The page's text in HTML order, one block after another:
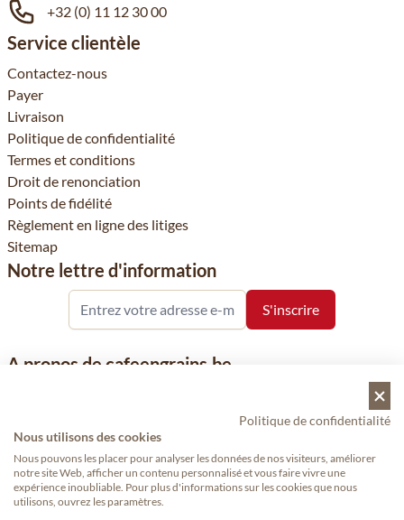
+32 (0) 11 12 30 00
Service clientèle
Contactez-nous
Payer
Livraison
Politique de confidentialité
Termes et conditions
Droit de renonciation
Points de fidélité
Règlement en ligne des litiges
Sitemap
Notre lettre d'information
A propos de cafeengrains.be
concentre sur la vente de produits à base de café, de renommée
nationale et internationale, tels que le café, les grains de café, le
café moulu et les dosettes de café, garants de qualité.
Politique de confidentialité
Nous utilisons des cookies
Nous pouvons les placer pour analyser les données de nos visiteurs, améliorer
notre site Web, afficher un contenu personnalisé et vous faire vivre une
expérience inoubliable. Pour plus d'informations sur les cookies que nous
utilisons, ouvrez les paramètres.